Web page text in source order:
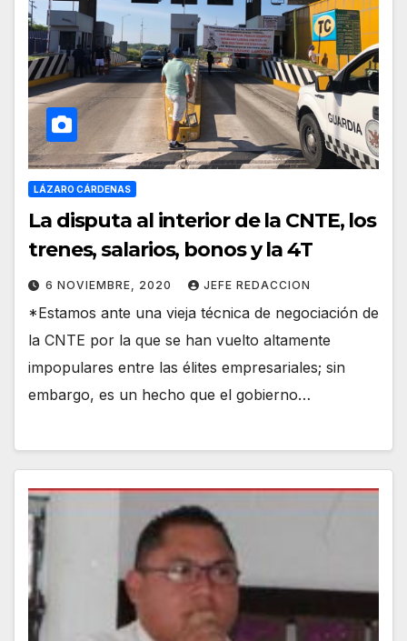
LÁZARO CÁRDENAS
La disputa al interior de la CNTE, los
trenes, salarios, bonos y la 4T
6 NOVIEMBRE, 2020 JEFE REDACCION
*Estamos ante una vieja técnica de negociación de
la CNTE por la que se han vuelto altamente
impopulares entre las élites empresariales; sin
embargo, es un hecho que el gobierno…